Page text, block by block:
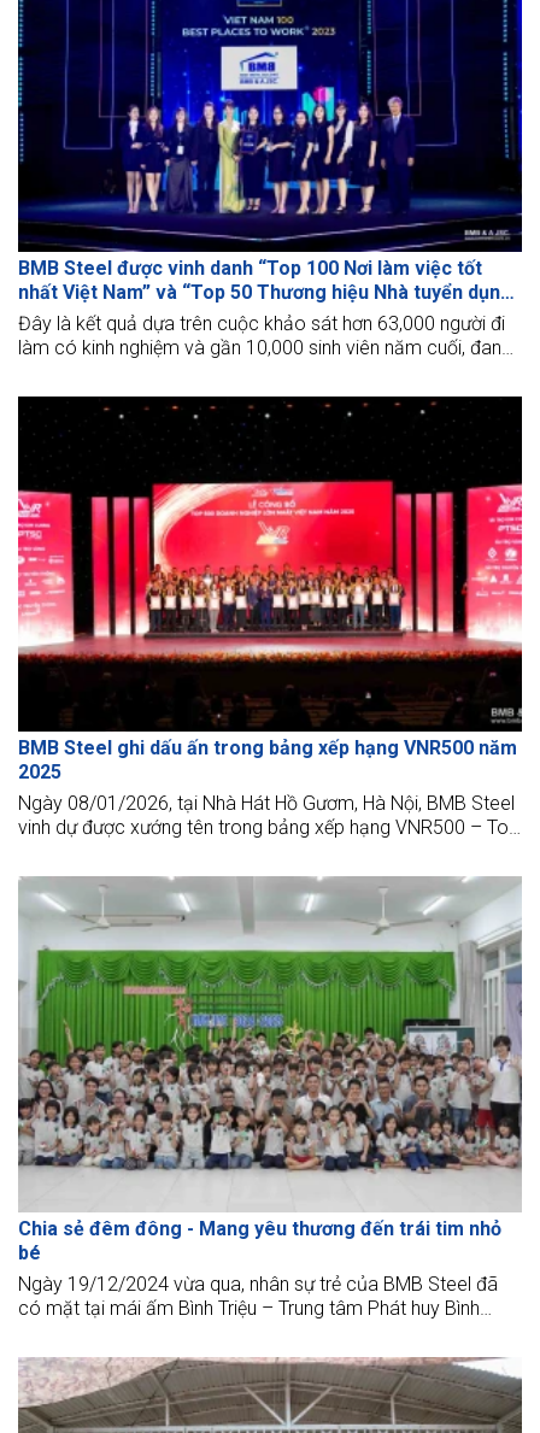
BMB Steel được vinh danh “Top 100 Nơi làm việc tốt
nhất Việt Nam” và “Top 50 Thương hiệu Nhà tuyển dụng
hấp dẫn với sinh viên Việt Nam 2023” của Anphabe
Đây là kết quả dựa trên cuộc khảo sát hơn 63,000 người đi
làm có kinh nghiệm và gần 10,000 sinh viên năm cuối, đang
BMB Steel ghi dấu ấn trong bảng xếp hạng VNR500 năm
2025
Ngày 08/01/2026, tại Nhà Hát Hồ Gươm, Hà Nội, BMB Steel
vinh dự được xướng tên trong bảng xếp hạng VNR500 – Top
Chia sẻ đêm đông - Mang yêu thương đến trái tim nhỏ
bé
Ngày 19/12/2024 vừa qua, nhân sự trẻ của BMB Steel đã
có mặt tại mái ấm Bình Triệu – Trung tâm Phát huy Bình
thương" cho các bé có hoàn cảnh khó khăn đang theo học
tại mái ấm.